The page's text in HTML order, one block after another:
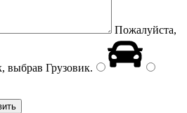
Пожалуйста,
выбрав Грузовик.